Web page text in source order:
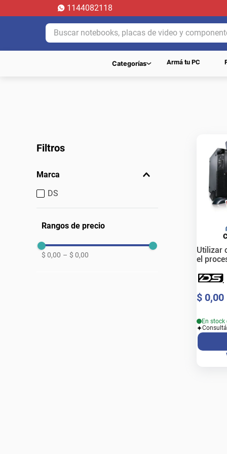
1144082118
Buscar notebooks, placas de video y componentes...
Categorías Armá tu PC
Filtros
Marca
DS
Rangos de precio
$ 0,00 – $ 0,00
Utilizar
el
$ 0,00
En stock